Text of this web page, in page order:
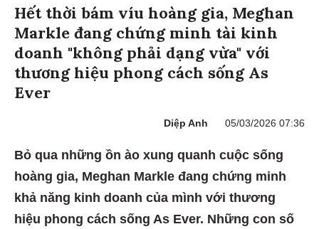
Hết thời bám víu hoàng gia, Meghan
Markle đang chứng minh tài kinh
doanh "không phải dạng vừa" với
thương hiệu phong cách sống As
Ever
Diệp Anh 05/03/2026 07:36
Bỏ qua những ồn ào xung quanh cuộc sống
hoàng gia, Meghan Markle đang chứng minh
khả năng kinh doanh của mình với thương
hiệu phong cách sống As Ever. Những con số